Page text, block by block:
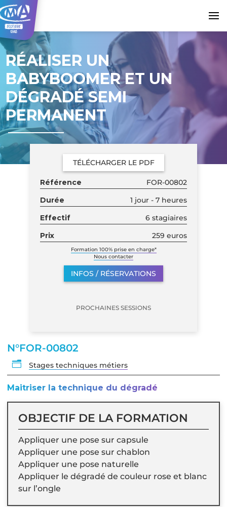
RÉALISER UN
BABYBOOMER ET UN
DÉGRADÉ SEMI
PERMANENT
N°FOR-00802
n Stages techniques métiers
Maitriser la technique du dégradé
OBJECTIF DE LA FORMATION
Appliquer une pose sur capsule
Appliquer une pose sur chablon
Appliquer une pose naturelle
Appliquer le dégradé de couleur rose et blanc
sur l’ongle
TÉLÉCHARGER LE PDF
Référence
FOR-00802
Durée
1 jour - 7 heures
Effectif
6 stagiaires
Prix
259 euros
Formation 100% prise en charge*
Nous contacter
INFOS / RÉSERVATIONS
PROCHAINES SESSIONS